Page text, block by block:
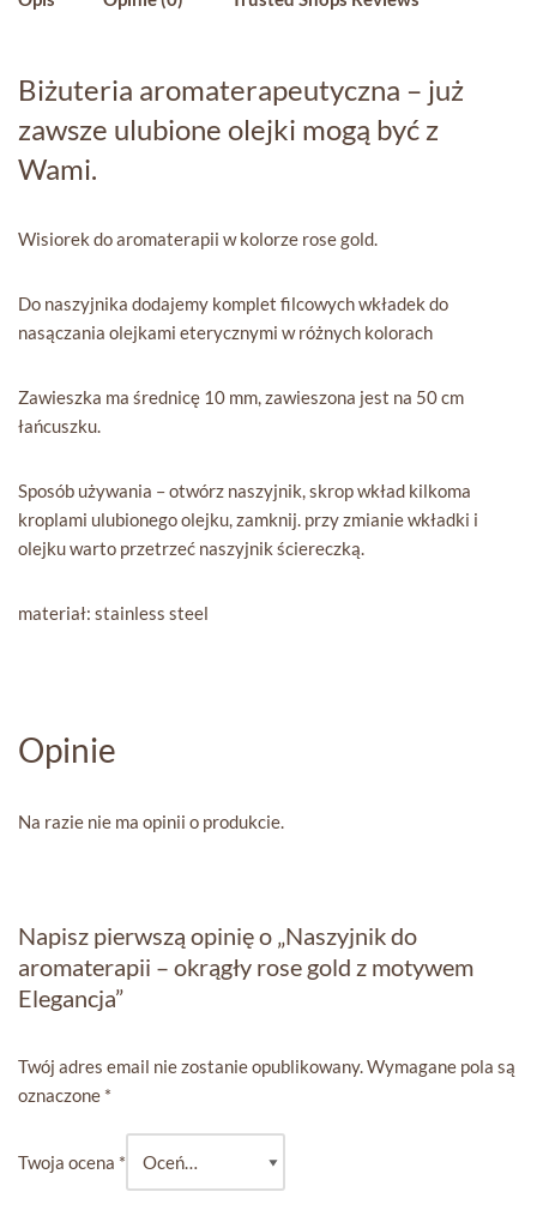
Biżuteria aromaterapeutyczna – już
zawsze ulubione olejki mogą być z
Wami.
Wisiorek do aromaterapii w kolorze rose gold.
Do naszyjnika dodajemy komplet filcowych wkładek do
nasączania olejkami eterycznymi w różnych kolorach
Zawieszka ma średnicę 10 mm, zawieszona jest na 50 cm
łańcuszku.
Sposób używania – otwórz naszyjnik, skrop wkład kilkoma
kroplami ulubionego olejku, zamknij. przy zmianie wkładki i
olejku warto przetrzeć naszyjnik ściereczką.
materiał: stainless steel
Opinie
Na razie nie ma opinii o produkcie.
Napisz pierwszą opinię o „Naszyjnik do
aromaterapii – okrągły rose gold z motywem
Elegancja”
Twój adres email nie zostanie opublikowany.Wymagane pola są
oznaczone *
Twoja ocena *